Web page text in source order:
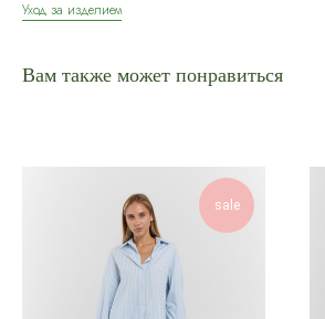
Уход за изделием
Вам также может понравиться
sale